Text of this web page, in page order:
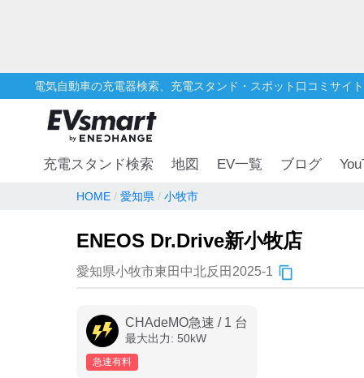
電気自動車の充電器検索、充電スタンド・スポット口コミサイト
充電スタンド検索 地図 EV一覧 ブログ
HOME 愛知県 小牧市
ENEOS Dr.Drive新小牧店
愛知県小牧市東田中北反田2025-1
CHAdeMO急速 / 1 台
最大出力: 50kW
急速有料